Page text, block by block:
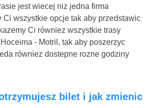
jest wiecej niz jedna firma
Ci wszystkie opcje tak aby przedstawic
Ci równiez wszystkie trasy
- Motril, tak aby poszerzyc
równiez dostepne rozne godziny